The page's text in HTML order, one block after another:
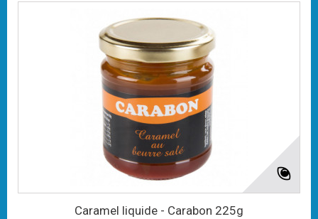
Caramel liquide - Carabon 225g